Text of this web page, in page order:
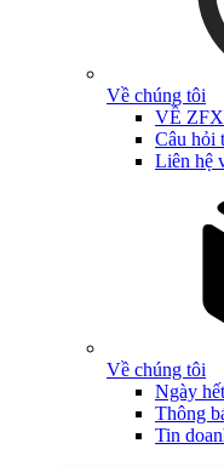
Về chúng tôi
VỀ ZFX
Câu hỏi
Liên hệ
Về chúng tôi
Ngày
Thông
Tin